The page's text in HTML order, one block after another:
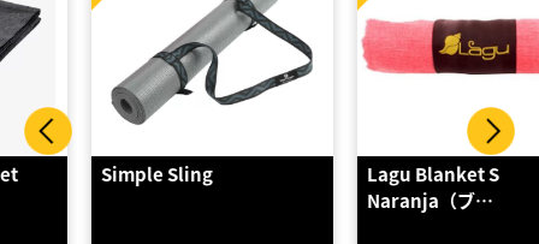
Simple Sling
Lagu Blanket S
Naranja（ブ…